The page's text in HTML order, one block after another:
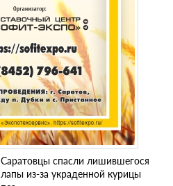
Саратовцы спасли лишившегося
лапы из-за украденной курицы